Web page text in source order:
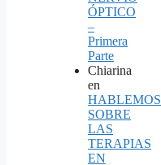
ÓPTICO
–
Primera
Parte
Chiarina
en
HABLEMOS
SOBRE
LAS
TERAPIAS
EN